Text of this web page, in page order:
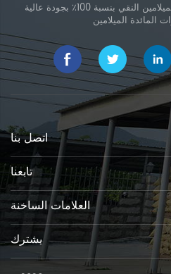
الشركة المصنعة لمركب صب الميلامين النقي بنسبة 100٪ بجودة عالية
المائدة الميلامين
اتصل بنا
تابعنا
العلامات الساخنة
يشترك